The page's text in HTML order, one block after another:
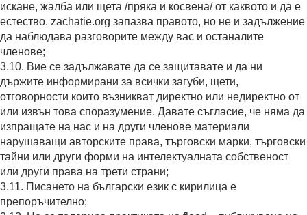
искане, жалба или щета /пряка и косвена/ от каквото и да е
естество. zachatie.org запазва правото, но не и задължение
да наблюдава разговорите между вас и останалите
членове;
3.10. Вие се задължавате да се защитавате и да ни
държите информирани за всички загуби, щети,
отговорности които възникват директно или недиректно от
или извън това споразумение. Давате съгласие, че няма да
изпращате на нас и на други членове материали
нарушаващи авторските права, търговски марки, търговски
тайни или други форми на интелектуалната собственост
или други права на трети страни;
3.11. Писането на български език с кирилица е
препоръчително;